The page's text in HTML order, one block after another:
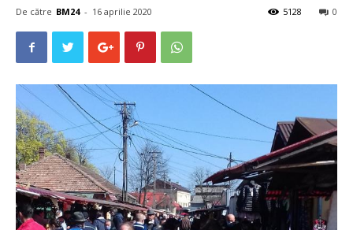
De către BM24 - 16 aprilie 2020 0
5128